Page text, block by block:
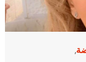
,